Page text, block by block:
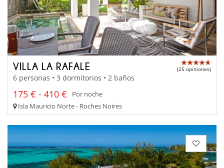
VILLA LA RAFALE (25 opiniones)
6 personas • 3 dormitorios • 2 baños
175 € - 410 €
Por noche
Isla Mauricio Norte - Roches Noires